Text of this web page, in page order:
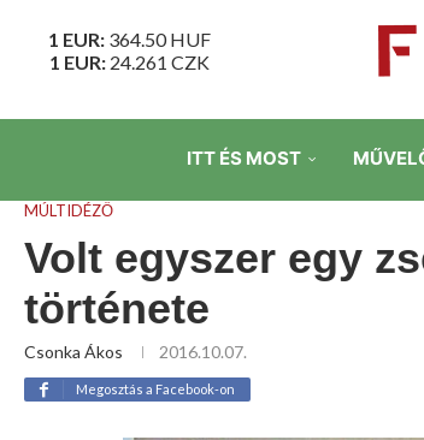
1 EUR: 364.50HUF
1 EUR: 24.261 CZK
ITT ÉS MOST
MÚLTIDÉZŐ
Volt egyszer egy
története
Csonka Ákos 2016.10.07.
Megosztás a Facebook-on